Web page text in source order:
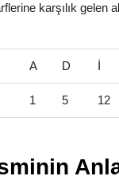
karşılık gelen
A D İ
1 5 12